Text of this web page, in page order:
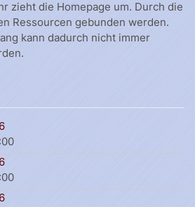
zieht die Homepage um. Durch die
Ressourcen gebunden werden.
kann dadurch nicht immer